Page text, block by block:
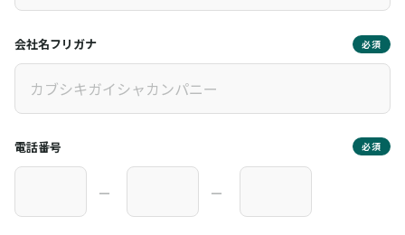
会社名フリガナ 必須
電話番号 必須
― ―